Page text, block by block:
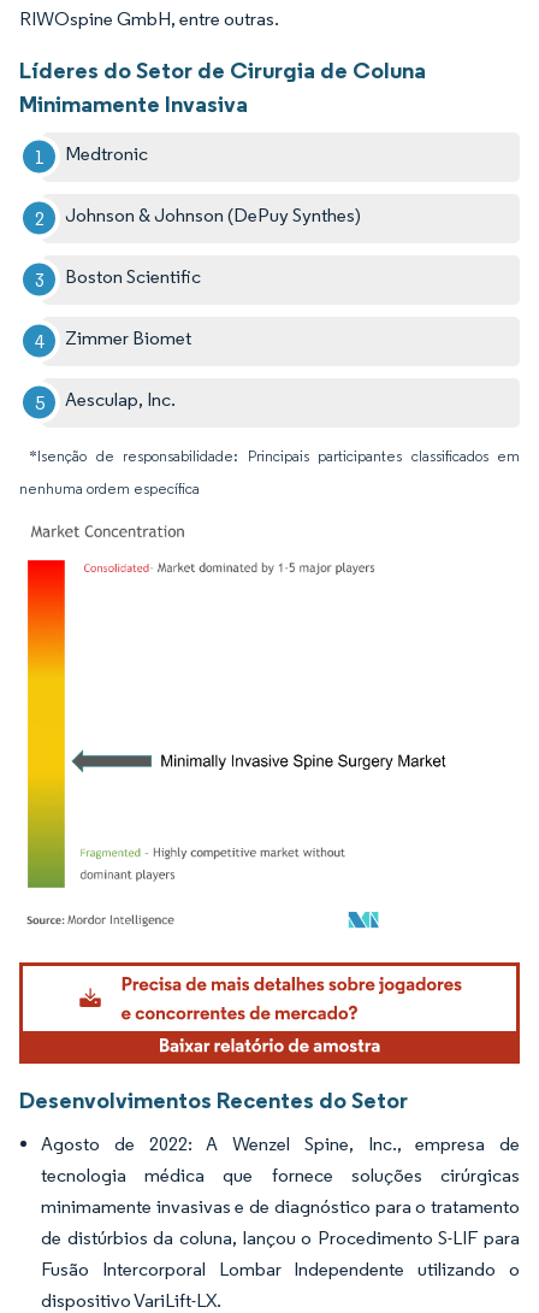
RIWOspine GmbH, entre outras.
Líderes do Setor de Cirurgia de Coluna
Minimamente Invasiva
Medtronic
Johnson & Johnson (DePuy Synthes)
Boston Scientific
Zimmer Biomet
Aesculap, Inc.
*Isenção de responsabilidade: Principais participantes classificados em
nenhuma ordem específica
Imagem © Mordor Intelligence. O reuso requer atribuição conforme CC BY 4.0.
Desenvolvimentos Recentes do Setor
Agosto de 2022: A Wenzel Spine, Inc., empresa de
tecnologia médica que fornece soluções cirúrgicas
minimamente invasivas e de diagnóstico para o tratamento
de distúrbios da coluna, lançou o Procedimento S-LIF para
Fusão Intercorporal Lombar Independente utilizando o
dispositivo VariLift-LX.